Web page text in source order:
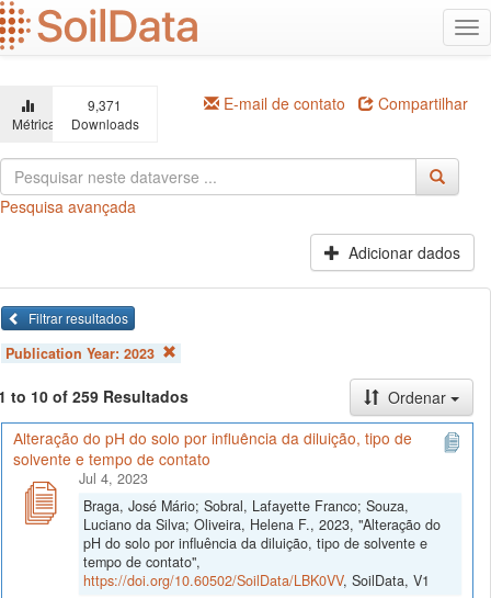
Ir
para
o
principal
Métricas
9,371
Downloads
E-mail de contato Compartilhar
Pesquisa avançada
Adicionar dados
Filtrar resultados
Publication Year: 2023
to 10 of 259 Resultados
Ordenar
Alteração do pH do solo por influência da diluição, tipo de
solvente e tempo de contato
Jul 4, 2023
Braga, José Mário; Sobral, Lafayette Franco; Souza,
Luciano da Silva; Oliveira, Helena F., 2023, "Alteração do
pH do solo por influência da diluição, tipo de solvente e
tempo de contato",
https://doi.org/10.60502/SoilData/LBK0VV, SoilData, V1